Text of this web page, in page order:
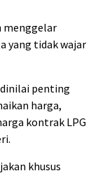
menggelar
yang tidak wajar
penting
harga,
kontrak LPG
khusus